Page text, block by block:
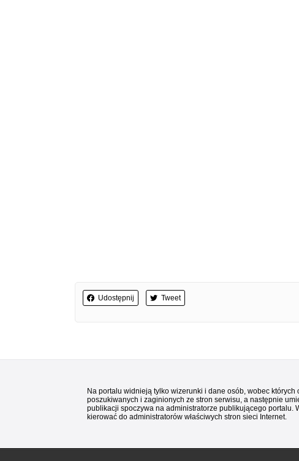
Udostępnij Tweet
Na portalu widnieją tylko wizerunki i dane osób, wobec
poszukiwanych i zaginionych ze stron serwisu, a następnie
publikacji spoczywa na administratorze publikującego portalu.
kierować do administratorów właściwych stron sieci Internet.